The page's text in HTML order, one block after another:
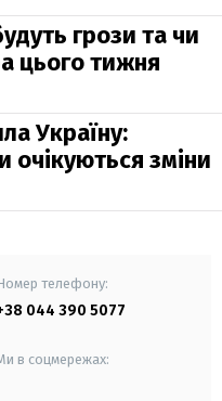
грози та чи
цього тижня
Україну:
очікуються зміни
телефону:
044 390 5077
в соцмережах: